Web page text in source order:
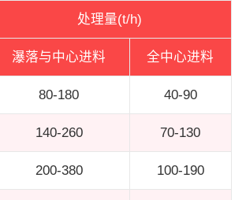
处理量(t/h)
瀑落与中心进料 全中心进料
80-180 40-90
140-260 70-130
200-380 100-190